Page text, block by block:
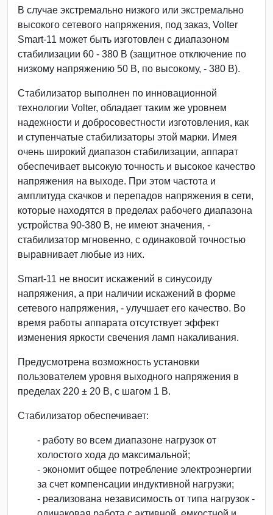
В случае экстремально низкого или экстремально
высокого сетевого напряжения, под заказ, Volter
Smart-11 может быть изготовлен с диапазоном
стабилизации 60 - 380 В (защитное отключение по
низкому напряжению 50 В, по высокому, - 380 В).
Стабилизатор выполнен по инновационной
технологии Volter, обладает таким же уровнем
надежности и добросовестности изготовления, как
и ступенчатые стабилизаторы этой марки. Имея
очень широкий диапазон стабилизации, аппарат
обеспечивает высокую точность и высокое качество
напряжения на выходе. При этом частота и
амплитуда скачков и перепадов напряжения в сети,
которые находятся в пределах рабочего диапазона
устройства 90-380 В, не имеют значения, -
стабилизатор мгновенно, с одинаковой точностью
выравнивает любые из них.
Smart-11 не вносит искажений в синусоиду
напряжения, а при наличии искажений в форме
сетевого напряжения, - улучшает его качество. Во
время работы аппарата отсутствует эффект
изменения яркости свечения ламп накаливания.
Предусмотрена возможность установки
пользователем уровня выходного напряжения в
пределах 220 ± 20 В, с шагом 1 В.
Стабилизатор обеспечивает:
- работу во всем диапазоне нагрузок от
холостого хода до максимальной;
- экономит общее потребление электроэнергии
за счет компенсации индуктивной нагрузки;
- реализована независимость от типа нагрузок -